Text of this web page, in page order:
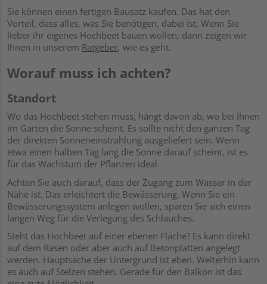
Sie können einen fertigen Bausatz kaufen. Das hat den
Vorteil, dass alles, was Sie benötigen, dabei ist. Wenn Sie
lieber ihr eigenes Hochbeet bauen wollen, dann zeigen wir
Ihnen in unserem Ratgeber, wie es geht.
Worauf muss ich achten?
Standort
Wo das Hochbeet stehen muss, hängt davon ab, wo bei Ihnen
im Garten die Sonne scheint. Es sollte nicht den ganzen Tag
der direkten Sonneneinstrahlung ausgeliefert sein. Wenn
etwa einen halben Tag lang die Sonne darauf scheint, ist es
für das Wachstum der Pflanzen ideal.
Achten Sie auch darauf, dass der Zugang zum Wasser in der
Nähe ist. Das erleichtert die Bewässerung. Wenn Sie ein
Bewässerungssystem anlegen wollen, sparen Sie sich einen
langen Weg für die Verlegung des Schlauches.
Steht das Hochbeet auf einer ebenen Fläche? Es kann direkt
auf dem Rasen oder aber auch auf Betonplatten angelegt
werden. Hauptsache der Untergrund ist eben. Weiterhin kann
es auch auf Stelzen stehen. Gerade für den Balkon ist das